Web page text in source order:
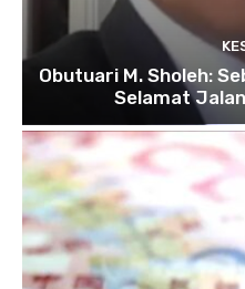
Obutuari M. Sholeh:
Selamat